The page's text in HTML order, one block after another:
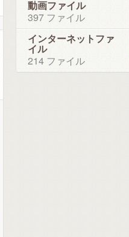
動画ファイル
397 ファイル
インターネットファ
イル
214 ファイル